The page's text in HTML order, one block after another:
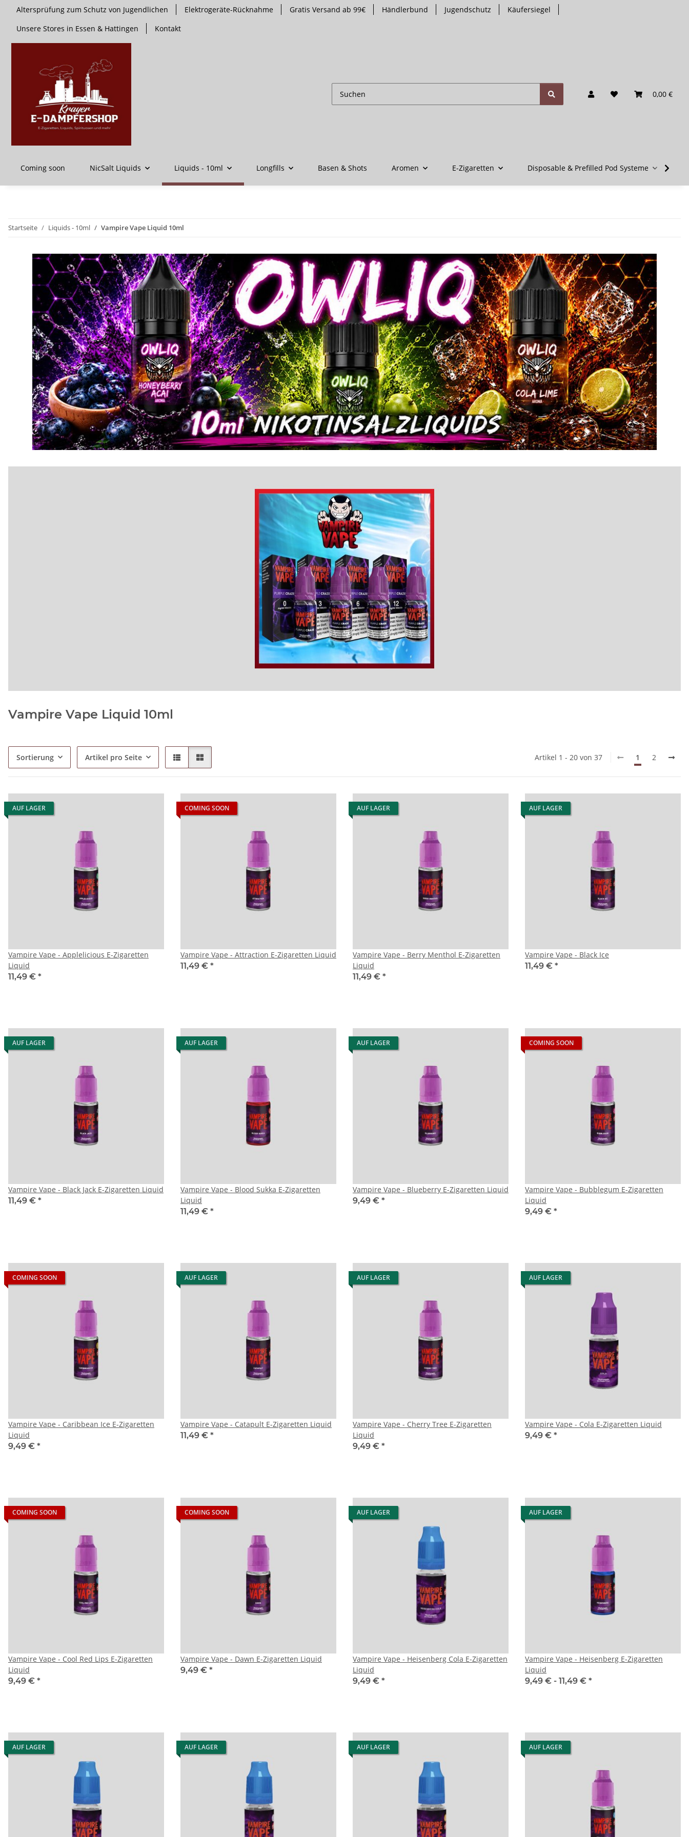
Altersprüfung zum Schutz von Jugendlichen Elektrogeräte-Rücknahme Gratis Versand ab 99€ Händlerbund Jugendschutz
Käufersiegel
Unsere Stores in Essen & Hattingen
Kontakt
0,00 €
Coming soon NicSalt Liquids Liquids - 10ml Longfills Basen & Shots Aromen E-Zigaretten Disposable & Prefilled Pod Systeme
Startseite Liquids - 10ml Vampire Vape Liquid 10ml
Vampire Vape Liquid 10ml
Sortierung Artikel pro Seite Artikel 1 - 20 von 37 1 2
AUF LAGER
Vampire Vape - Applelicious E-Zigaretten
Liquid
11,49 € *
COMING SOON
Vampire Vape - Attraction E-Zigaretten Liquid
11,49 € *
AUF LAGER
Vampire Vape - Berry Menthol E-Zigaretten
Liquid
11,49 € *
AUF LAGER
Vampire Vape - Black Ice
11,49 € *
AUF LAGER
Vampire Vape - Black Jack E-Zigaretten Liquid
11,49 € *
AUF LAGER
Vampire Vape - Blood Sukka E-Zigaretten
Liquid
11,49 € *
AUF LAGER
Vampire Vape - Blueberry E-Zigaretten Liquid
9,49 € *
COMING SOON
Vampire Vape - Bubblegum E-Zigaretten
Liquid
9,49 € *
COMING SOON
Vampire Vape - Caribbean Ice E-Zigaretten
Liquid
9,49 € *
AUF LAGER
Vampire Vape - Catapult E-Zigaretten Liquid
11,49 € *
AUF LAGER
Vampire Vape - Cherry Tree E-Zigaretten
Liquid
9,49 € *
AUF LAGER
Vampire Vape - Cola E-Zigaretten Liquid
9,49 € *
COMING SOON
Vampire Vape - Cool Red Lips E-Zigaretten
Liquid
9,49 € *
COMING SOON
Vampire Vape - Dawn E-Zigaretten Liquid
9,49 € *
AUF LAGER
Vampire Vape - Heisenberg Cola E-Zigaretten
Liquid
9,49 € *
AUF LAGER
Vampire Vape - Heisenberg E-Zigaretten
Liquid
9,49 € - 11,49 € *
AUF LAGER AUF LAGER AUF LAGER AUF LAGER